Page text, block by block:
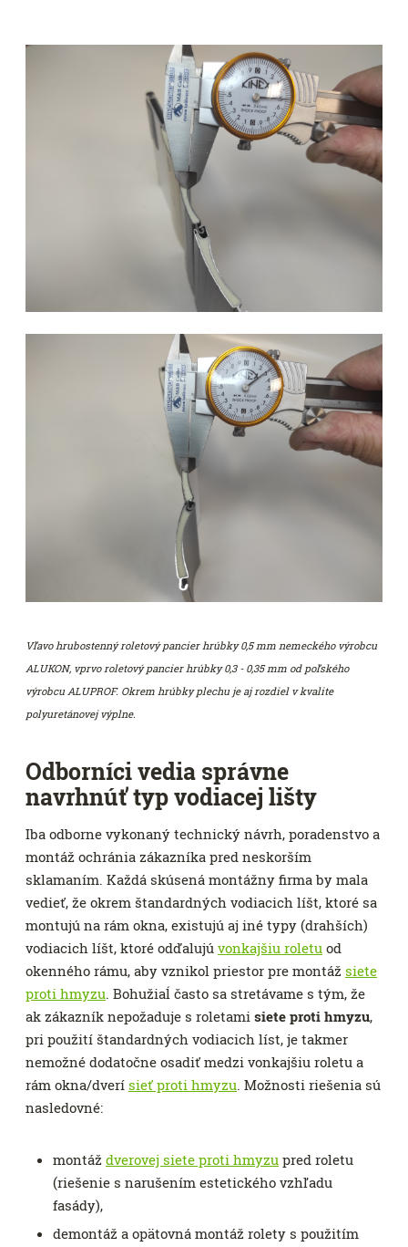
Vľavo hrubostenný roletový pancier hrúbky 0,5 mm nemeckého výrobcu
ALUKON, vprvo roletový pancier hrúbky 0,3 - 0,35 mm od poľského
výrobcu ALUPROF. Okrem hrúbky plechu je aj rozdiel v kvalite
polyuretánovej výplne.
Odborníci vedia správne
navrhnúť typ vodiacej lišty
Iba odborne vykonaný technický návrh, poradenstvo a
montáž ochránia zákazníka pred neskorším
sklamaním. Každá skúsená montážny firma by mala
vedieť, že okrem štandardných vodiacich líšt, ktoré sa
montujú na rám okna, existujú aj iné typy (drahších)
vodiacich líšt, ktoré odďalujú vonkajšiu roletu od
okenného rámu, aby vznikol priestor pre montáž siete
proti hmyzu. Bohužiaĺ často sa stretávame s tým, že
ak zákazník nepožaduje s roletami siete proti hmyzu,
pri použití štandardných vodiacich líst, je takmer
nemožné dodatočne osadiť medzi vonkajšiu roletu a
rám okna/dverí sieť proti hmyzu. Možnosti riešenia sú
nasledovné:
montáž dverovej siete proti hmyzu pred roletu
(riešenie s narušením estetického vzhľadu
fasády),
demontáž a opätovná montáž rolety s použitím